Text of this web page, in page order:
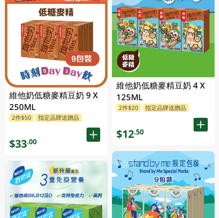
維他奶低糖麥精豆奶 9 X
250ML
2件$50 指定品牌送贈品
$33.00
維他奶低糖麥精豆奶 4 X
125ML
2件$20 指定品牌送贈品
$12.50